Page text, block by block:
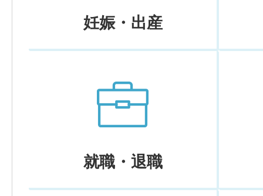
妊娠・出産
就職・退職